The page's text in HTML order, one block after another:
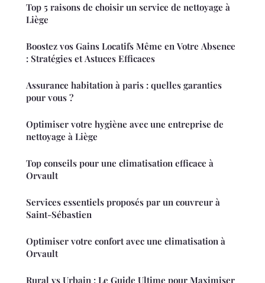
Top 5 raisons de choisir un service de nettoyage à
Liège
Boostez vos Gains Locatifs Même en Votre Absence
: Stratégies et Astuces Efficaces
Assurance habitation à paris : quelles garanties
pour vous ?
Optimiser votre hygiène avec une entreprise de
nettoyage à Liège
Top conseils pour une climatisation efficace à
Orvault
Services essentiels proposés par un couvreur à
Saint-Sébastien
Optimiser votre confort avec une climatisation à
Orvault
Rural vs Urbain : Le Guide Ultime pour Maximiser